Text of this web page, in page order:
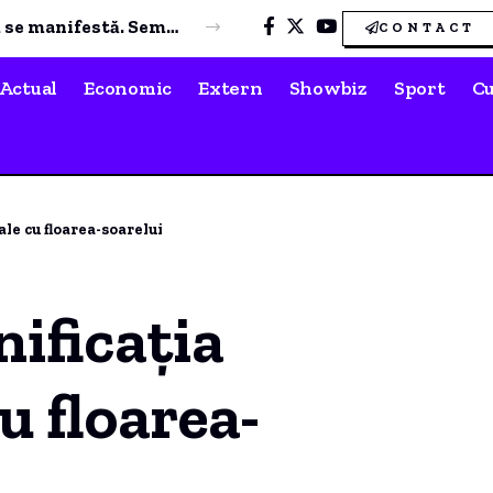
Dan Motreanu, reacție după menținerea ratingului de țară: „Nu putem reveni la iluzia că există bani nelimitați” CONTACT
Economic Extern Showbiz Sport
cu floarea-soarelui
floarea-